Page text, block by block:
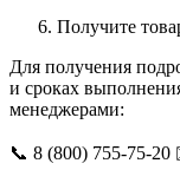
Получите
Для получения
и сроках
менеджерами:
📞 8 (800) 755-75-